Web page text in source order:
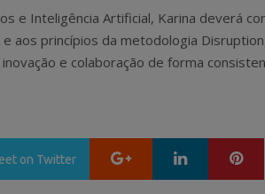
e Inteligência Artificial, Karina deverá
aos princípios da metodologia
e colaboração de forma
on Twitter Google+ LinkedIn